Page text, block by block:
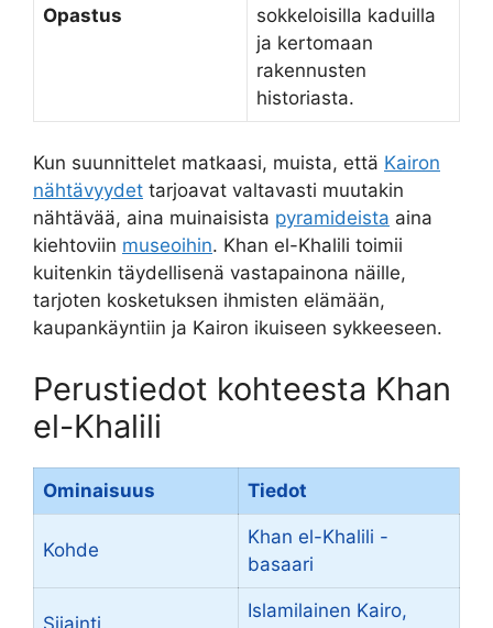
Opastus
sokkeloisilla kaduilla
ja kertomaan
rakennusten
historiasta.
Kun suunnittelet matkaasi, muista, että Kairon
nähtävyydet tarjoavat valtavasti muutakin
nähtävää, aina muinaisista pyramideista aina
kiehtoviin museoihin. Khan el-Khalili toimii
kuitenkin täydellisenä vastapainona näille,
tarjoten kosketuksen ihmisten elämään,
kaupankäyntiin ja Kairon ikuiseen sykkeeseen.
Perustiedot kohteesta Khan
el-Khalili
Ominaisuus Tiedot
Kohde
Khan el-Khalili -
basaari
Sijainti
Islamilainen Kairo,